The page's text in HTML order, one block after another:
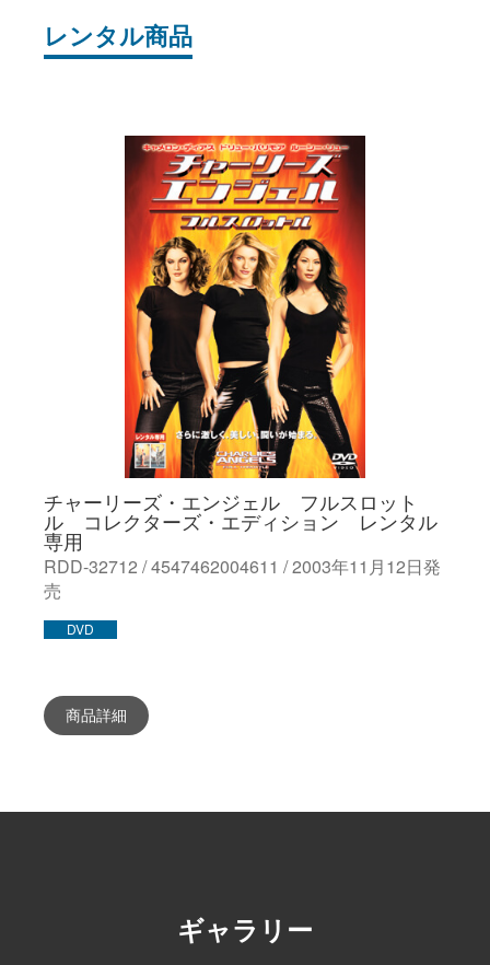
レンタル商品
チャーリーズ・エンジェル フルスロット
ル コレクターズ・エディション レンタル
専用
RDD-32712 / 4547462004611 / 2003年11月12日発
売
DVD
商品詳細
ギャラリー